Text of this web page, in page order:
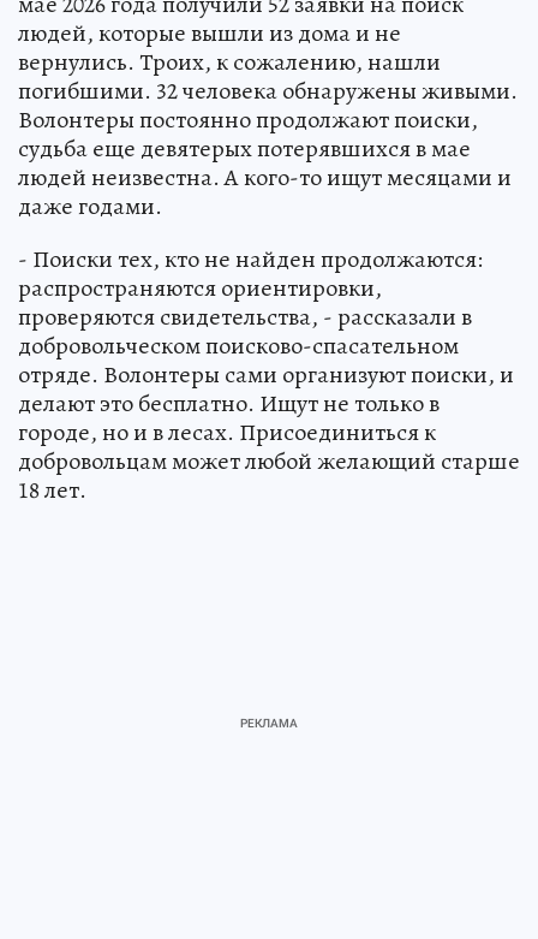
людей, которые вышли из дома и не
вернулись. Троих, к сожалению, нашли
погибшими. 32 человека обнаружены живыми.
Волонтеры постоянно продолжают поиски,
судьба еще девятерых потерявшихся в мае
людей неизвестна. А кого-то ищут месяцами и
даже годами.
- Поиски тех, кто не найден продолжаются:
распространяются ориентировки,
проверяются свидетельства, - рассказали в
добровольческом поисково-спасательном
отряде. Волонтеры сами организуют поиски, и
делают это бесплатно. Ищут не только в
городе, но и в лесах. Присоединиться к
добровольцам может любой желающий старше
18 лет.